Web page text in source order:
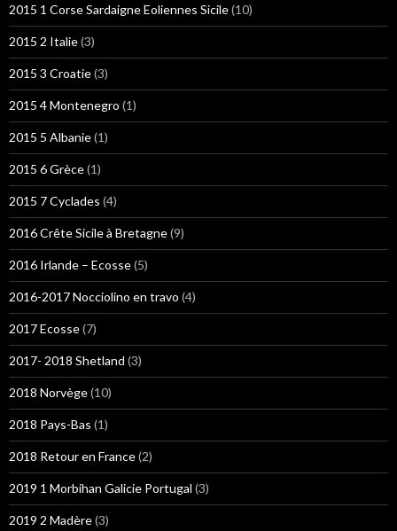
2015 1 Corse Sardaigne Eoliennes Sicile(10)
2015 2 Italie(3)
2015 3 Croatie(3)
2015 4 Montenegro (1)
2015 5 Albanie(1)
2015 6 Grèce(1)
2015 7 Cyclades (4)
2016 Crête Sicile à Bretagne(9)
2016 Irlande – Ecosse(5)
2016-2017 Nocciolino en travo (4)
2017 Ecosse(7)
2017- 2018 Shetland (3)
2018 Norvège(10)
2018 Pays-Bas (1)
2018 Retour en France(2)
2019 1 Morbihan Galicie Portugal (3)
2019 2 Madère(3)